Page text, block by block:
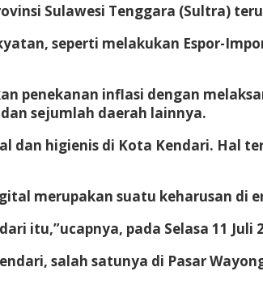
Sulawesi Tenggara (Sultra)
seperti melakukan Espor-
penekanan inflasi dengan
sejumlah daerah lainnya.
dan higienis di Kota Kendari. Hal
merupakan suatu keharusan di
itu,”ucapnya, pada Selasa 11 Juli
salah satunya di Pasar